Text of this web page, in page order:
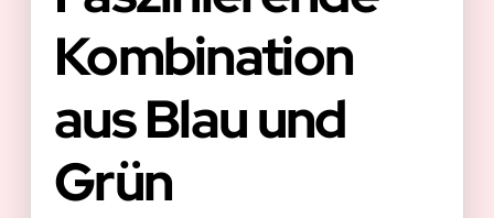
Kombination
aus Blau und
Grün